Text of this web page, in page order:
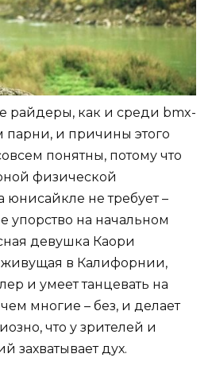
райдеры, как и среди bmx-
парни, и причины этого
понятны, потому что
физической
юнисайкле не требует –
на начальном
девушка Каори
живущая в Калифорнии,
и умеет танцевать на
многие – без, и делает
что у зрителей и
захватывает дух.